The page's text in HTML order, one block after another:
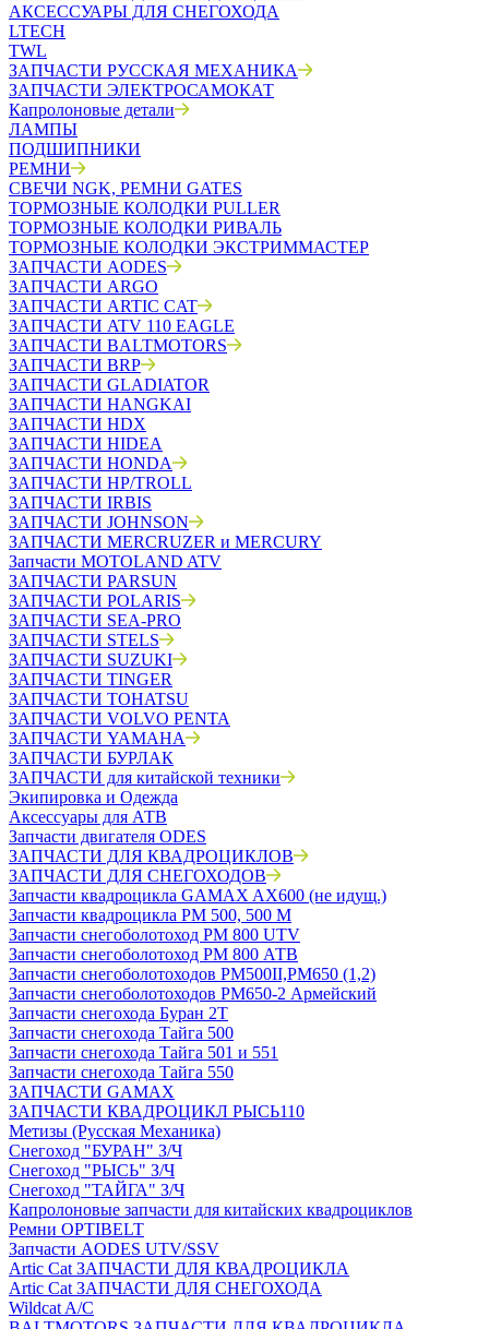
АКСЕССУАРЫ ДЛЯ СНЕГОХОДА
LTECH
TWL
ЗАПЧАСТИ РУССКАЯ МЕХАНИКА
ЗАПЧАСТИ ЭЛЕКТРОСАМОКАТ
Капролоновые детали
ЛАМПЫ
ПОДШИПНИКИ
РЕМНИ
СВЕЧИ NGK, РЕМНИ GATES
ТОРМОЗНЫЕ КОЛОДКИ PULLER
ТОРМОЗНЫЕ КОЛОДКИ РИВАЛЬ
ТОРМОЗНЫЕ КОЛОДКИ ЭКСТРИММАСТЕР
ЗАПЧАСТИ AODES
ЗАПЧАСТИ ARGO
ЗАПЧАСТИ ARTIC CAT
ЗАПЧАСТИ ATV 110 EAGLE
ЗАПЧАСТИ BALTMOTORS
ЗАПЧАСТИ BRP
ЗАПЧАСТИ GLADIATOR
ЗАПЧАСТИ HANGKAI
ЗАПЧАСТИ HDX
ЗАПЧАСТИ HIDEA
ЗАПЧАСТИ HONDA
ЗАПЧАСТИ HP/TROLL
ЗАПЧАСТИ IRBIS
ЗАПЧАСТИ JOHNSON
ЗАПЧАСТИ MERCRUZER и MERCURY
Запчасти MOTOLAND ATV
ЗАПЧАСТИ PARSUN
ЗАПЧАСТИ POLARIS
ЗАПЧАСТИ SEA-PRO
ЗАПЧАСТИ STELS
ЗАПЧАСТИ SUZUKI
ЗАПЧАСТИ TINGER
ЗАПЧАСТИ TOHATSU
ЗАПЧАСТИ VOLVO PENTA
ЗАПЧАСТИ YAMAHA
ЗАПЧАСТИ БУРЛАК
ЗАПЧАСТИ для китайской техники
Экипировка и Одежда
Аксессуары для АТВ
Запчасти двигателя ODES
ЗАПЧАСТИ ДЛЯ КВАДРОЦИКЛОВ
ЗАПЧАСТИ ДЛЯ СНЕГОХОДОВ
Запчасти квадроцикла GAMAX AX600 (не идущ.)
Запчасти квадроцикла РМ 500, 500 М
Запчасти снегоболотоход РМ 800 UTV
Запчасти снегоболотоход РМ 800 АТВ
Запчасти снегоболотоходов РМ500II,РМ650 (1,2)
Запчасти снегоболотоходов РМ650-2 Армейский
Запчасти снегохода Буран 2Т
Запчасти снегохода Тайга 500
Запчасти снегохода Тайга 501 и 551
Запчасти снегохода Тайга 550
ЗАПЧАСТИ GAMAX
ЗАПЧАСТИ КВАДРОЦИКЛ РЫСЬ110
Метизы (Русская Механика)
Снегоход "БУРАН" З/Ч
Снегоход "РЫСЬ" З/Ч
Снегоход "ТАЙГА" З/Ч
Капролоновые запчасти для китайских квадроциклов
Ремни OPTIBELT
Запчасти AODES UTV/SSV
Artic Cat ЗАПЧАСТИ ДЛЯ КВАДРОЦИКЛА
Artic Cat ЗАПЧАСТИ ДЛЯ СНЕГОХОДА
Wildcat A/C